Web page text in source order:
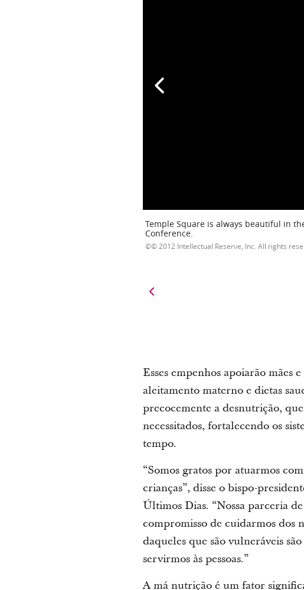
Temple Square is always beautiful in
Conference.
© 2012 Intellectual Reserve, Inc. All rights
Esses empenhos apoiarão
aleitamento materno e dietas
precocemente a desnutrição,
necessitados, fortalecendo os
tempo.
“Somos gratos por atuarmos
crianças”, disse o bispo-
Últimos Dias. “Nossa parceria
compromisso de cuidarmos dos
daqueles que são vulneráveis
servirmos às pessoas.”
A má nutrição é um fator